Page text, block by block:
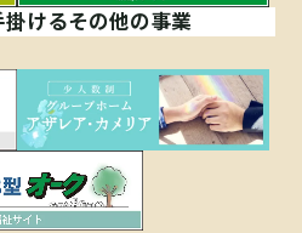
けるその他の事業